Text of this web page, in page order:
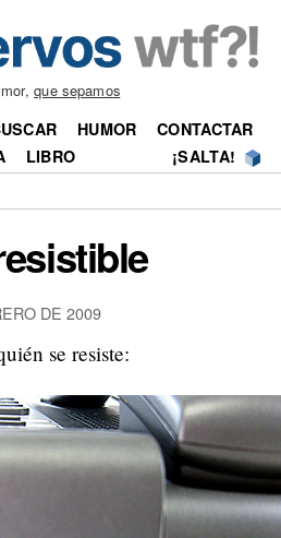
que sepamos
HUMOR
CONTACTAR
LIBRO ¡SALTA!
DE 2009
se resiste: